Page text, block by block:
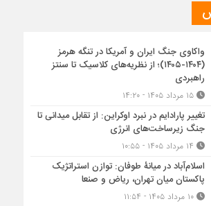
واکاوی جنگ ایران و آمریکا در تنگه هرمز
(۱۴۰۴-۱۴۰۵)؛ از نظریه‌های کلاسیک تا سنتز
راهبردی
۱۵ مرداد ۱۴۰۵ - ۱۴:۲۰
تغییر پارادایم در نبرد اوکراین: از تقابل میدانی تا
جنگ زیرساخت‌های انرژی
اسلام‌آباد در میانۀ طوفان: توازن استراتژیک
پاکستان میان تهران، ریاض و صنعا
۱۰ مرداد ۱۴۰۵ - ۱۱:۵۴